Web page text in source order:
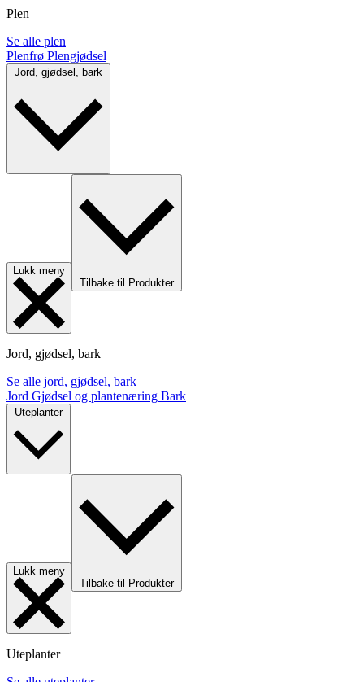
Plen
Se alle plen
Plenfrø Plengjødsel
Lukk meny
Tilbake til Produkter
Jord, gjødsel, bark
Se alle jord, gjødsel, bark
Jord Gjødsel og plantenæring Bark
Uteplanter
Lukk meny
Tilbake til Produkter
Uteplanter